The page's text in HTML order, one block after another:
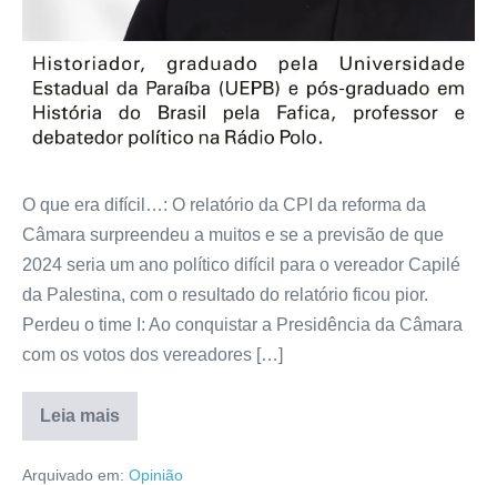
O que era difícil…: O relatório da CPI da reforma da
Câmara surpreendeu a muitos e se a previsão de que
2024 seria um ano político difícil para o vereador Capilé
da Palestina, com o resultado do relatório ficou pior.
Perdeu o time I: Ao conquistar a Presidência da Câmara
com os votos dos vereadores […]
Leia mais
Arquivado em: Opinião